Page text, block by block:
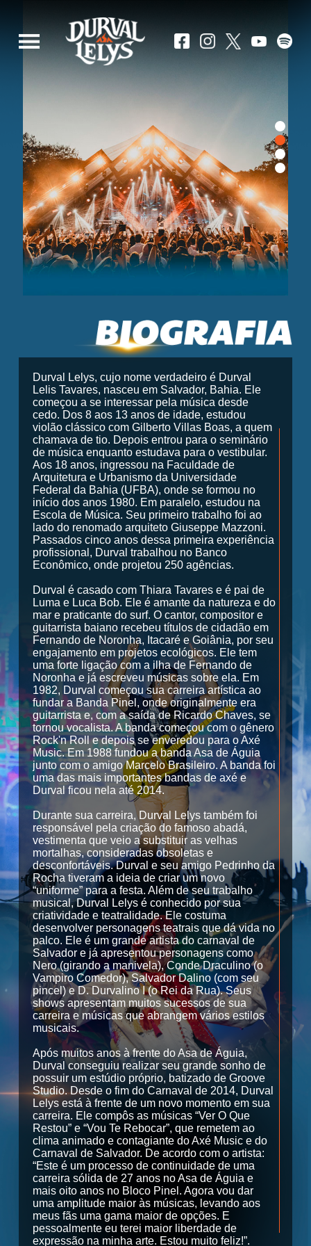
Durval Lelys, cujo nome verdadeiro é Durval
Lelis Tavares, nasceu em Salvador, Bahia. Ele
começou a se interessar pela música desde
cedo. Dos 8 aos 13 anos de idade, estudou
violão clássico com Gilberto Villas Boas, a quem
chamava de tio. Depois entrou para o seminário
de música enquanto estudava para o vestibular.
Aos 18 anos, ingressou na Faculdade de
Arquitetura e Urbanismo da Universidade
Federal da Bahia (UFBA), onde se formou no
início dos anos 1980. Em paralelo, estudou na
Escola de Música. Seu primeiro trabalho foi ao
lado do renomado arquiteto Giuseppe Mazzoni.
Passados cinco anos dessa primeira experiência
profissional, Durval trabalhou no Banco
Econômico, onde projetou 250 agências.
Durval é casado com Thiara Tavares e é pai de
Luma e Luca Bob. Ele é amante da natureza e do
mar e praticante do surf. O cantor, compositor e
guitarrista baiano recebeu títulos de cidadão em
Fernando de Noronha, Itacaré e Goiânia, por seu
engajamento em projetos ecológicos. Ele tem
uma forte ligação com a ilha de Fernando de
Noronha e já escreveu músicas sobre ela. Em
1982, Durval começou sua carreira artística ao
fundar a Banda Pinel, onde originalmente era
guitarrista e, com a saída de Ricardo Chaves, se
tornou vocalista. A banda começou com o gênero
Rock'n Roll e depois se enveredou para o Axé
Music. Em 1988 fundou a banda Asa de Águia
junto com o amigo Marcelo Brasileiro. A banda foi
uma das mais importantes bandas de axé e
Durval ficou nela até 2014.
Durante sua carreira, Durval Lelys também foi
responsável pela criação do famoso abadá,
vestimenta que veio a substituir as velhas
mortalhas, consideradas obsoletas e
desconfortáveis. Durval e seu amigo Pedrinho da
Rocha tiveram a ideia de criar um novo
“uniforme” para a festa. Além de seu trabalho
musical, Durval Lelys é conhecido por sua
criatividade e teatralidade. Ele costuma
desenvolver personagens teatrais que dá vida no
palco. Ele é um grande artista do carnaval de
Salvador e já apresentou personagens como
Nero (girando a manivela), Conde Draculino (o
Vampiro Comedor), Salvador Dalino (com seu
pincel) e D. Durvalino I (o Rei da Rua). Seus
shows apresentam muitos sucessos de sua
carreira e músicas que abrangem vários estilos
musicais.
Após muitos anos à frente do Asa de Águia,
Durval conseguiu realizar seu grande sonho de
possuir um estúdio próprio, batizado de Groove
Studio. Desde o fim do Carnaval de 2014, Durval
Lelys está à frente de um novo momento em sua
carreira. Ele compôs as músicas “Ver O Que
Restou” e “Vou Te Rebocar”, que remetem ao
clima animado e contagiante do Axé Music e do
Carnaval de Salvador. De acordo com o artista:
“Este é um processo de continuidade de uma
carreira sólida de 27 anos no Asa de Águia e
mais oito anos no Bloco Pinel. Agora vou dar
uma amplitude maior às músicas, levando aos
meus fãs uma gama maior de opções. E
pessoalmente eu terei maior liberdade de
expressão na minha arte. Estou muito feliz!”.